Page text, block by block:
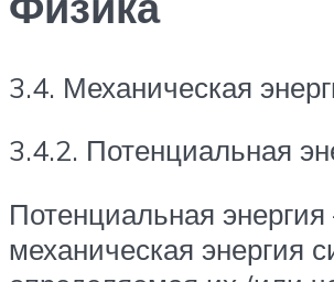
3.4. Механическая
3.4.2. Потенциальная
Потенциальная
механическая энергия